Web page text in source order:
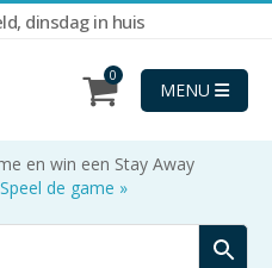
dinsdag in huis
0
MENU
en win een Stay Away
Speel de game »